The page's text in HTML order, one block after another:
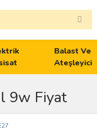
Balast Ve
Ateşleyici
9w Fiyat